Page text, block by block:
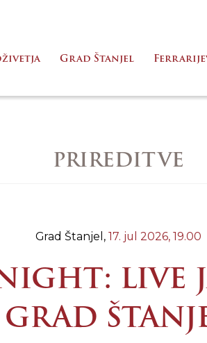
Grad Štanjel
PRIREDITVE
Grad Štanjel, 17. jul 2026, 19.00
LIVE
GRAD